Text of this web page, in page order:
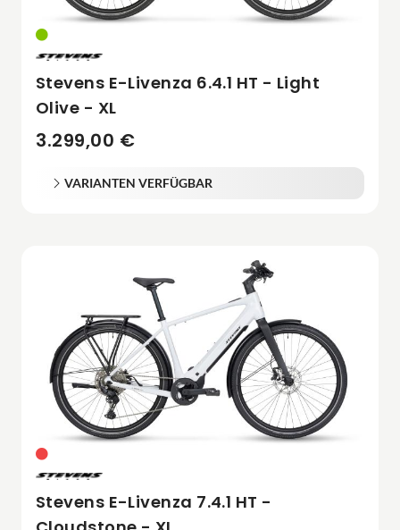
Stevens E-Livenza 6.4.1 HT - Light
Olive - XL
3.299,00 €
VARIANTEN VERFÜGBAR
Stevens E-Livenza 7.4.1 HT -